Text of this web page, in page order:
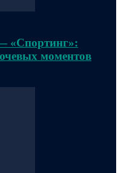
«Спортинг»:
моментов